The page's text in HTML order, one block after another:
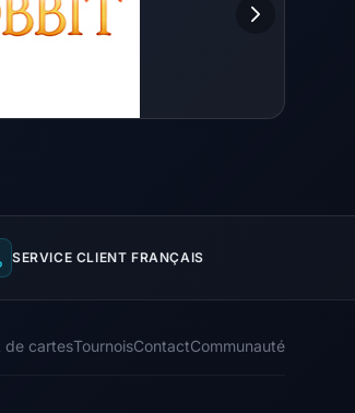
SERVICE CLIENT FRANÇAIS
de cartesTournoisContactCommunauté